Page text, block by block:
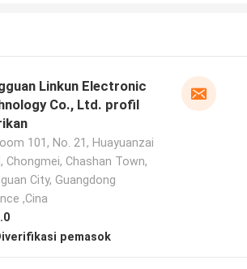
Linkun Electronic
Co., Ltd. profil
101, No. 21, Huayuanzai
Chongmei, Chashan Town,
City, Guangdong
,Cina
pemasok